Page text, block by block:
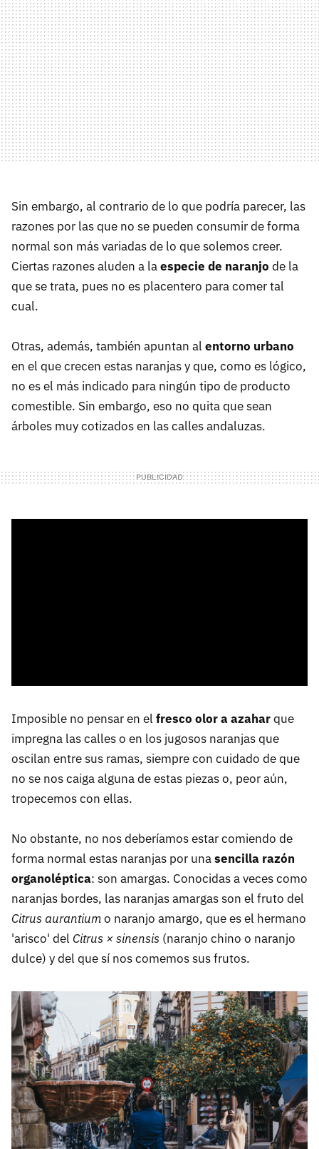
Sin embargo, al contrario de lo que podría parecer, las
razones por las que no se pueden consumir de forma
normal son más variadas de lo que solemos creer.
Ciertas razones aluden a laespecie de naranjo de la
que se trata, pues no es placentero para comer tal
cual.
Otras, además, también apuntan al entorno urbano
en el que crecen estas naranjas y que, como es lógico,
no es el más indicado para ningún tipo de producto
comestible. Sin embargo, eso no quita que sean
árboles muy cotizados en las calles andaluzas.
Imposible no pensar en el fresco olor a azaharque
impregna las calles o en los jugosos naranjas que
oscilan entre sus ramas, siempre con cuidado de que
no se nos caiga alguna de estas piezas o, peor aún,
tropecemos con ellas.
No obstante, no nos deberíamos estar comiendo de
forma normal estas naranjas por unasencilla razón
organoléptica: son amargas. Conocidas a veces como
naranjas bordes, las naranjas amargas son el fruto del
Citrus aurantiumo naranjo amargo, que es el hermano
'arisco' del Citrus × sinensis (naranjo chino o naranjo
dulce) y del que sí nos comemos sus frutos.